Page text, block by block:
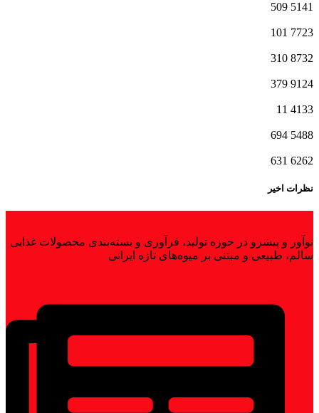
5141
509
7723
101
8732
310
9124
379
4133
11
5488
694
6262
631
نظرات اخیر
نوآور و پیشرو در حوزه تولید، فرآوری و بسته‌بندی محصولات غذایی
سالم، طبیعی و مبتنی بر میوه‌های تازه ایرانی